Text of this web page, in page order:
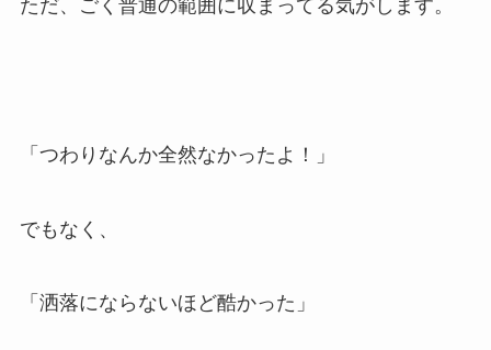
ただ、ごく普通の範囲に収まってる気がします。
「つわりなんか全然なかったよ！」
でもなく、
「洒落にならないほど酷かった」